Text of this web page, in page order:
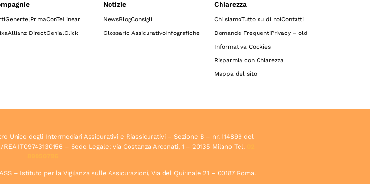
GenertelPrimaConTeLinear
Allianz DirectGenialClick
Notizie
NewsBlogConsigli
Glossario AssicurativoInfografiche
Chiarezza
Chi siamoTutto su di noiContatti
Domande FrequentiPrivacy – old
Informativa Cookies
Risparmia con Chiarezza
Mappa del sito
Unico degli Intermediari Assicurativi e Riassicurativi – Sezione B – nr. 114899 del
REA IT09743130156 – Sede Legale: via Costanza Arconati, 1 – 20135 Milano Tel.
– Istituto per la Vigilanza sulle Assicurazioni, Via del Quirinale 21 – 00187 Roma.